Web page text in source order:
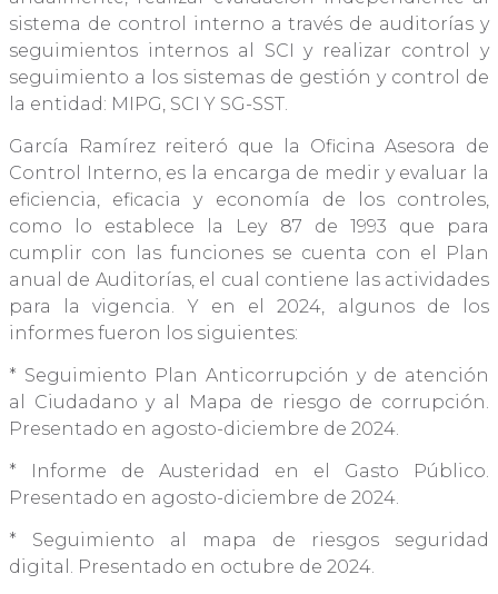
sistema de control interno a través de auditorías y
seguimientos internos al SCI y realizar control y
seguimiento a los sistemas de gestión y control de
la entidad: MIPG, SCI Y SG-SST.
García Ramírez reiteró que la Oficina Asesora de
Control Interno, es la encarga de medir y evaluar la
eficiencia, eficacia y economía de los controles,
como lo establece la Ley 87 de 1993 que para
cumplir con las funciones se cuenta con el Plan
anual de Auditorías, el cual contiene las actividades
para la vigencia. Y en el 2024, algunos de los
informes fueron los siguientes:
* Seguimiento Plan Anticorrupción y de atención
al Ciudadano y al Mapa de riesgo de corrupción.
Presentado en agosto-diciembre de 2024.
* Informe de Austeridad en el Gasto Público.
Presentado en agosto-diciembre de 2024.
* Seguimiento al mapa de riesgos seguridad
digital. Presentado en octubre de 2024.